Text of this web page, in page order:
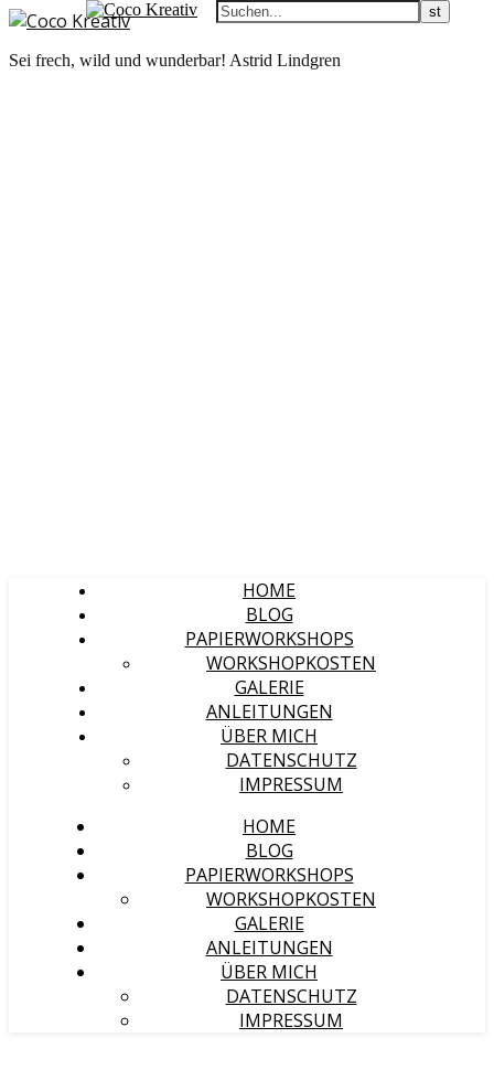
Sei frech, wild und wunderbar! Astrid Lindgren
HOME
BLOG
PAPIERWORKSHOPS
WORKSHOPKOSTEN
GALERIE
ANLEITUNGEN
ÜBER MICH
DATENSCHUTZ
IMPRESSUM
HOME
BLOG
PAPIERWORKSHOPS
WORKSHOPKOSTEN
GALERIE
ANLEITUNGEN
ÜBER MICH
DATENSCHUTZ
IMPRESSUM